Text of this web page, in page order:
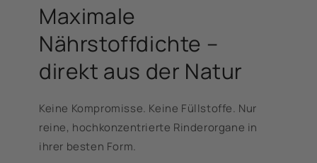
Maximale
Nährstoffdichte –
direkt aus der Natur
Keine Kompromisse. Keine Füllstoffe. Nur
reine, hochkonzentrierte Rinderorgane in
ihrer besten Form.